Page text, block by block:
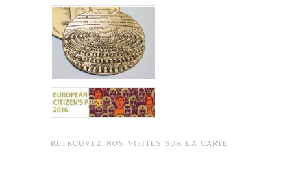
RETROUVEZ NOS VISITES SUR LA CARTE